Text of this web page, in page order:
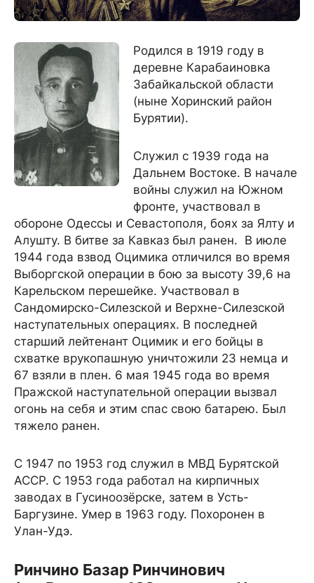
Родился в 1919 году в
деревне Карабаиновка
Забайкальской области
(ныне Хоринский район
Бурятии).
Служил с 1939 года на
Дальнем Востоке. В начале
войны служил на Южном
фронте, участвовал в
обороне Одессы и Севастополя, боях за Ялту и
Алушту. В битве за Кавказ был ранен. В июле
1944 года взвод Оцимика отличился во время
Выборгской операции в бою за высоту 39,6 на
Карельском перешейке. Участвовал в
Сандомирско-Силезской и Верхне-Силезской
наступательных операциях. В последней
старший лейтенант Оцимик и его бойцы в
схватке врукопашную уничтожили 23 немца и
67 взяли в плен. 6 мая 1945 года во время
Пражской наступательной операции вызвал
огонь на себя и этим спас свою батарею. Был
тяжело ранен.
С 1947 по 1953 год служил в МВД Бурятской
АССР. С 1953 года работал на кирпичных
заводах в Гусиноозёрске, затем в Усть-
Баргузине. Умер в 1963 году. Похоронен в
Улан-Удэ.
Ринчино Базар Ринчинович